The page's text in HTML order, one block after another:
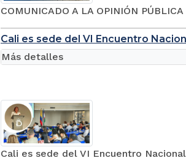
COMUNICADO A LA OPINIÓN PÚBLICA
Cali es sede del VI Encuentro
Cali es sede del VI Encuentro
Más detalles